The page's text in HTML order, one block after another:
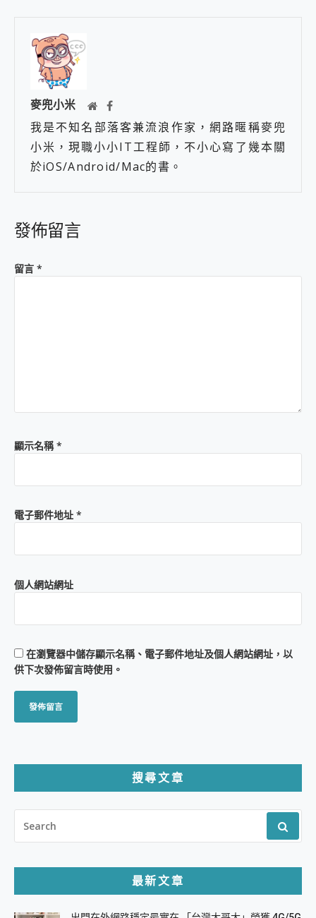
麥兜小米
我是不知名部落客兼流浪作家，網路暱稱麥兜
小米，現職小小IT工程師，不小心寫了幾本關
於iOS/Android/Mac的書。
發佈留言
留言 *
顯示名稱*
電子郵件地址 *
個人網站網址
在瀏覽器中儲存顯示名稱、電子郵件地址及個人網站網址，以
供下次發佈留言時使用。
搜尋文章
FOR:
最新文章